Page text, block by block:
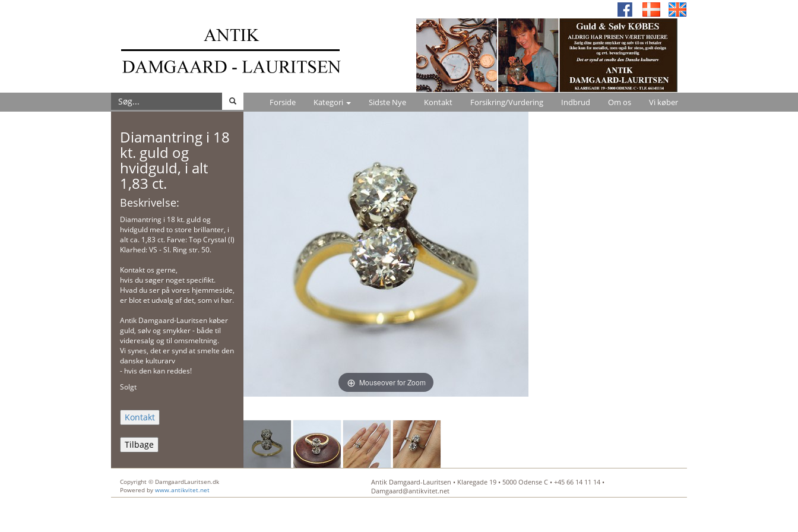
Forside Kategori Sidste Nye Kontakt Forsikring/Vurdering Indbrud Om os Vi køber
Diamantring i 18
kt. guld og
hvidguld, i alt
1,83 ct.
Beskrivelse:
Diamantring i 18 kt. guld og
hvidguld med to store brillanter, i
alt ca. 1,83 ct. Farve: Top Crystal (I)
Klarhed: VS - SI. Ring str. 50.
Kontakt os gerne,
hvis du søger noget specifikt.
Hvad du ser på vores hjemmeside,
er blot et udvalg af det, som vi har.
Antik Damgaard-Lauritsen køber
guld, sølv og smykker - både til
videresalg og til omsmeltning.
Vi synes, det er synd at smelte den
danske kulturarv
- hvis den kan reddes!
Solgt
Tilbage
Mouseover for Zoom
Copyright © DamgaardLauritsen.dk
Powered by www.antikvitet.net
Antik Damgaard-Lauritsen • Klaregade 19 • 5000 Odense C • +45 66 14 11 14 •
Damgaard@antikvitet.net